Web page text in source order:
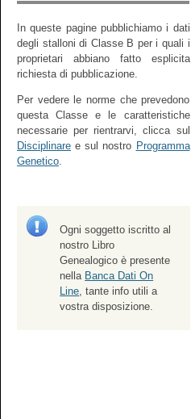
In queste pagine pubblichiamo i dati
degli stalloni di Classe B per i quali i
proprietari abbiano fatto esplicita
richiesta di pubblicazione.
Per vedere le norme che prevedono
questa Classe e le caratteristiche
necessarie per rientrarvi, clicca sul
Disciplinare e sul nostro Programma
Genetico.
Ogni soggetto iscritto al
nostro Libro
Genealogico è presente
nella Banca Dati On
Line , tante info utili a
vostra disposizione.